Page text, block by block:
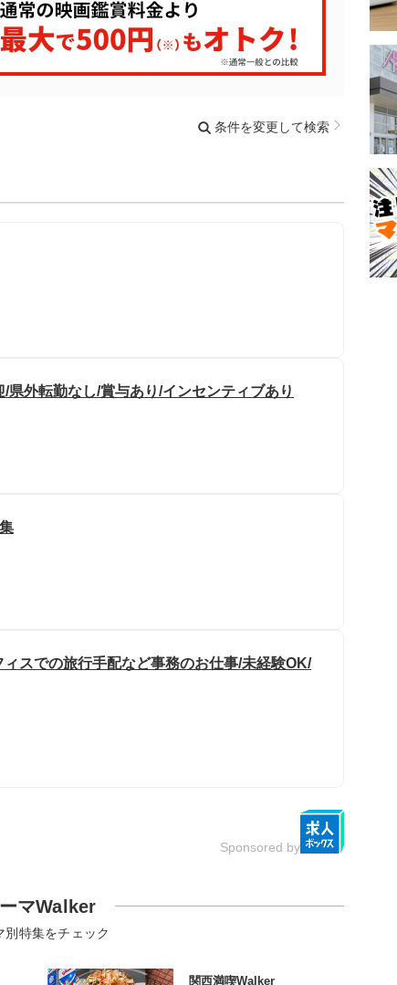
条件を変更して検索
外転勤なし/賞与あり/インセンティブあり
スでの旅行手配など事務のお仕事/未経験OK/
Sponsored by
マWalker
別特集をチェック
関西満喫Walker